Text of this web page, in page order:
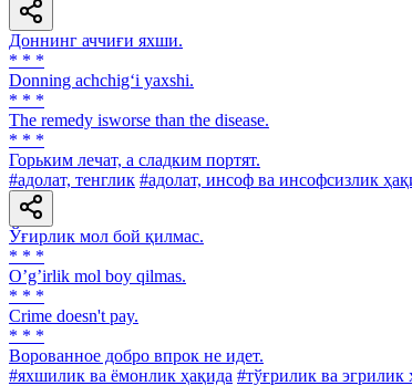
Доннинг аччиғи яхши.
* * *
Donning achchig‘i yaxshi.
* * *
The remedy isworse than the disease.
* * *
Горьким лечат, а сладким портят.
#адолат, тенглик #адолат, инсоф ва инсофсизлик
Ўғирлик мол бой қилмас.
* * *
Oʼgʼirlik mol boy qilmas.
* * *
Crime doesn't pay.
* * *
Ворованное добро впрок не идет.
#яхшилик ва ёмонлик ҳақида #тўғрилик ва эгрилик